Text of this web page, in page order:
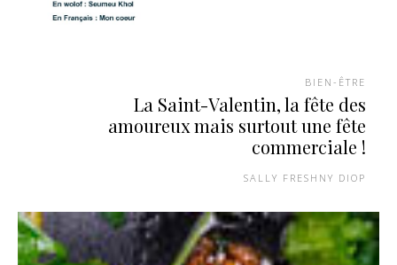
BIEN-ÊTRE
La Saint-Valentin, la fête des
amoureux mais surtout une fête
commerciale !
SALLY FRESHNY DIOP